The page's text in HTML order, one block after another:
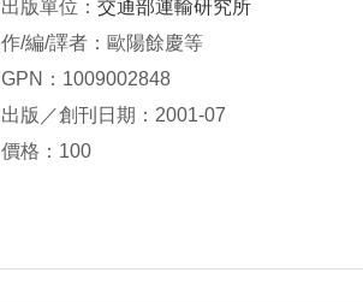
出版單位： 交通部運輸研究所
作/編/譯者：歐陽餘慶等
GPN：1009002848
出版／創刊日期：2001-07
價格：100